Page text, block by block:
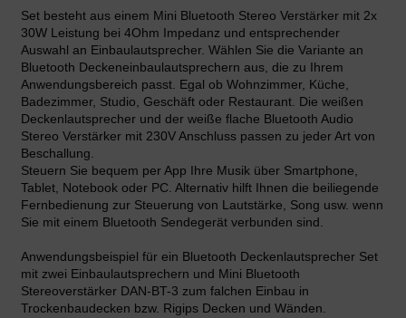
Set besteht aus einem Mini Bluetooth Stereo Verstärker mit 2x
30W Leistung bei 4Ohm Impedanz und entsprechender
Auswahl an Einbaulautsprecher. Wählen Sie die Variante an
Bluetooth Deckeneinbaulautsprechern aus, die zu Ihrem
Anwendungsbereich passt. Egal ob Wohnzimmer, Küche,
Badezimmer, Studio, Geschäft oder Restaurant. Die weißen
Deckenlautsprecher und der weiße flache Bluetooth Audio
Stereo Verstärker mit 230V Anschluss passen zu jeder Art von
Beschallung.
Steuern Sie bequem per App Ihre Musik über Smartphone,
Tablet, Notebook oder PC. Alternativ hilft Ihnen die beiliegende
Fernbedienung zur Steuerung von Lautstärke, Song usw. wenn
Sie mit einem Bluetooth Sendegerät verbunden sind.
Anwendungsbeispiel für ein Bluetooth Deckenlautsprecher Set
mit zwei Einbaulautsprechern und Mini Bluetooth
Stereoverstärker DAN-BT-3 zum falchen Einbau in
Trockenbaudecken bzw. Rigips Decken und Wänden.